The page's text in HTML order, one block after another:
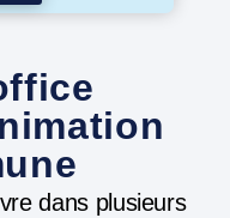
dans plusieurs